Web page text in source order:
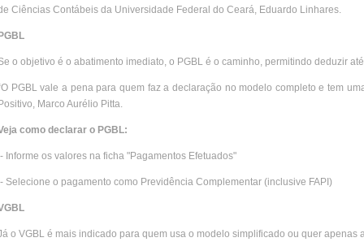
Ciências Contábeis da Universidade Federal do Ceará, Eduardo Linhares.
o objetivo é o abatimento imediato, o PGBL é o caminho, permitindo deduzir
PGBL vale a pena para quem faz a declaração no modelo completo e tem
Marco Aurélio Pitta.
como declarar o PGBL:
Informe os valores na ficha "Pagamentos Efetuados"
Selecione o pagamento como Previdência Complementar (inclusive FAPI)
o VGBL é mais indicado para quem usa o modelo simplificado ou quer apenas